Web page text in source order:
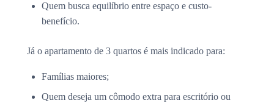
Quem busca equilíbrio entre espaço e custo-
benefício.
Já o apartamento de 3 quartos é mais indicado para:
Famílias maiores;
Quem deseja um cômodo extra para escritório ou